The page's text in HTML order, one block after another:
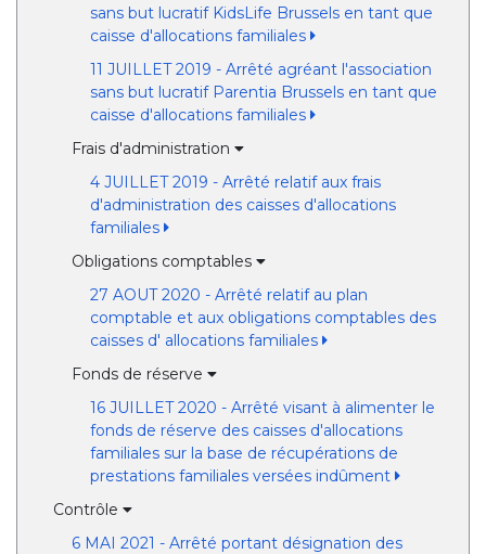
sans but lucratif KidsLife Brussels en tant que
caisse d'allocations familiales
11 JUILLET 2019 - Arrêté agréant l'association
sans but lucratif Parentia Brussels en tant que
caisse d'allocations familiales
Frais d'administration
4 JUILLET 2019 - Arrêté relatif aux frais
d'administration des caisses d'allocations
familiales
Obligations comptables
27 AOUT 2020 - Arrêté relatif au plan
comptable et aux obligations comptables des
caisses d' allocations familiales
Fonds de réserve
16 JUILLET 2020 - Arrêté visant à alimenter le
fonds de réserve des caisses d'allocations
familiales sur la base de récupérations de
prestations familiales versées indûment
Contrôle
6 MAI 2021 - Arrêté portant désignation des